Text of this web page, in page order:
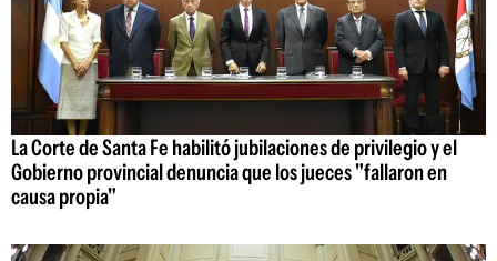
La Corte de Santa Fe habilitó jubilaciones de privilegio y el
Gobierno provincial denuncia que los jueces "fallaron en
causa propia"